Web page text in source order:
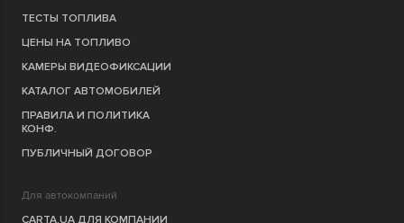
ТЕСТЫ ТОПЛИВА
ЦЕНЫ НА ТОПЛИВО
КАМЕРЫ ВИДЕОФИКСАЦИИ
КАТАЛОГ АВТОМОБИЛЕЙ
ПРАВИЛА И ПОЛИТИКА
КОНФ.
ПУБЛИЧНЫЙ ДОГОВОР
Для автокомпаний
CARTA.UA ДЛЯ КОМПАНИИ